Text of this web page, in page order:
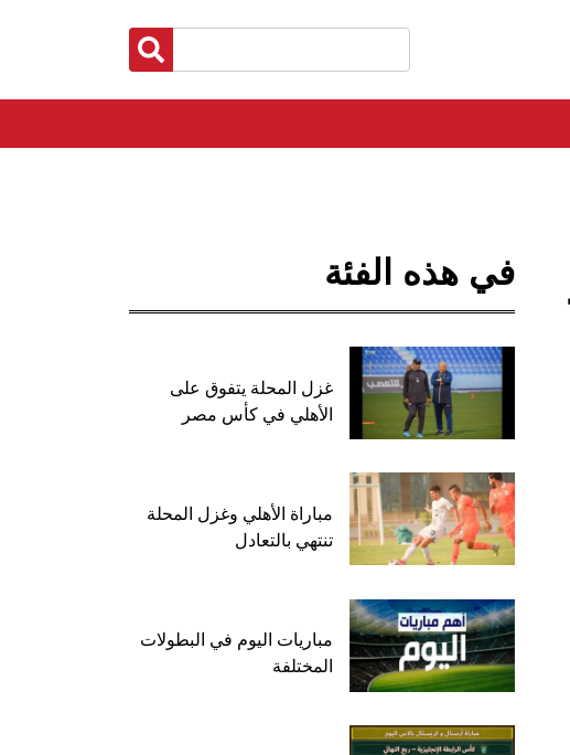
في هذه الفئة
غزل المحلة يتفوق على
الأهلي في كأس مصر
مباراة الأهلي وغزل المحلة
تنتهي بالتعادل
مباريات اليوم في البطولات
المختلفة